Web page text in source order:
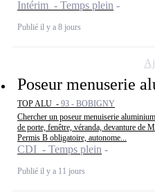
Intérim - Temps plein
Publié il y a 8 jours
Poseur menuserie
TOP ALU - 93 - BOBIGNY
Chercher un poseur menuiserie
de porte, fenêtre, véranda, devanture de
Permis B obligatoire, autonome...
CDI - Temps plein
Publié il y a 11 jours